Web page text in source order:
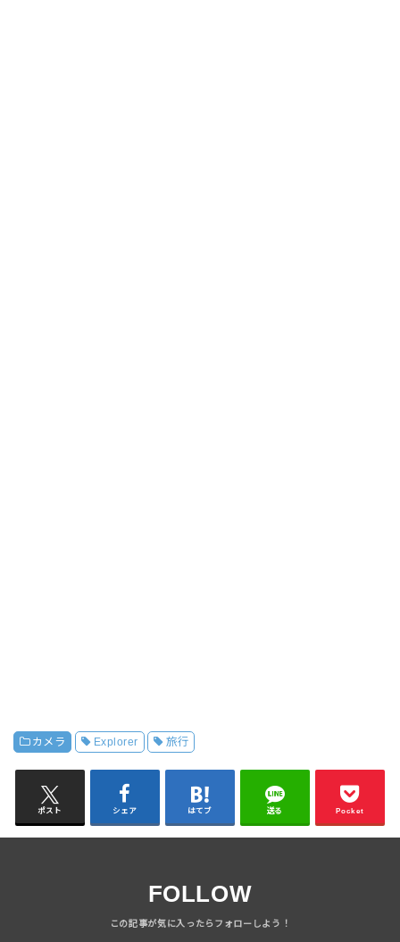
カメラ Explorer 旅行
ポスト シェア はてブ 送る Pocket
FOLLOW